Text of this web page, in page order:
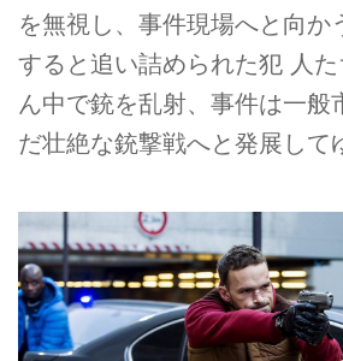
を無視し、事件現場へと向か
すると追い詰められた犯 人
ん中で銃を乱射、事件は一般
だ壮絶な銃撃戦へと発展して